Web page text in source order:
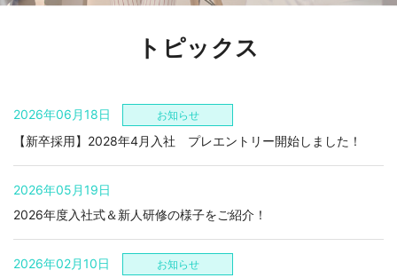
トピックス
2026年06月18日 お知らせ
【新卒採用】2028年4月入社 プレエントリー開始しました！
2026年05月19日
2026年度入社式＆新人研修の様子をご紹介！
2026年02月10日 お知らせ